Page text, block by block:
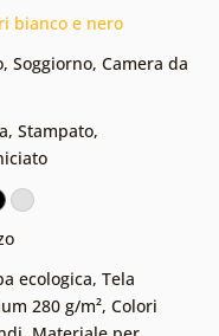
bianco e nero
, Soggiorno, Camera da
, Stampato,
ecologica, Tela
280 g/m², Colori